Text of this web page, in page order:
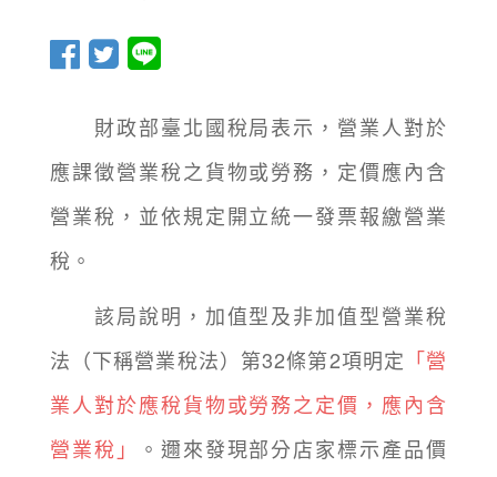
財政部臺北國稅局表示，營業人對於
應課徵營業稅之貨物或勞務，定價應內含
營業稅，並依規定開立統一發票報繳營業
稅。
該局說明，加值型及非加值型營業稅
法（下稱營業稅法）第32條第2項明定 「營
業人對於應稅貨物或勞務之定價，應內含
營業稅」
。邇來發現部分店家標示產品價